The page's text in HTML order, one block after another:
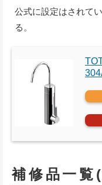
公式に設定はされて
る。
補修品一